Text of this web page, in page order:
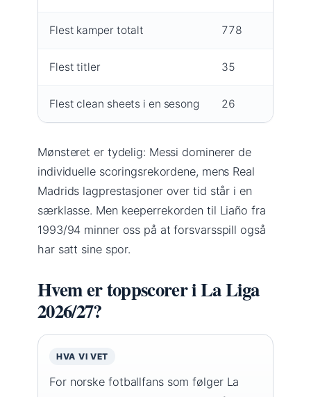
Flest kamper totalt 778
Flest titler 35
Flest clean sheets i en sesong 26
Mønsteret er tydelig: Messi dominerer de
individuelle scoringsrekordene, mens Real
Madrids lagprestasjoner over tid står i en
særklasse. Men keeperrekorden til Liaño fra
1993/94 minner oss på at forsvarsspill også
har satt sine spor.
Hvem er toppscorer i La Liga
2026/27?
HVA VI VET
For norske fotballfans som følger La